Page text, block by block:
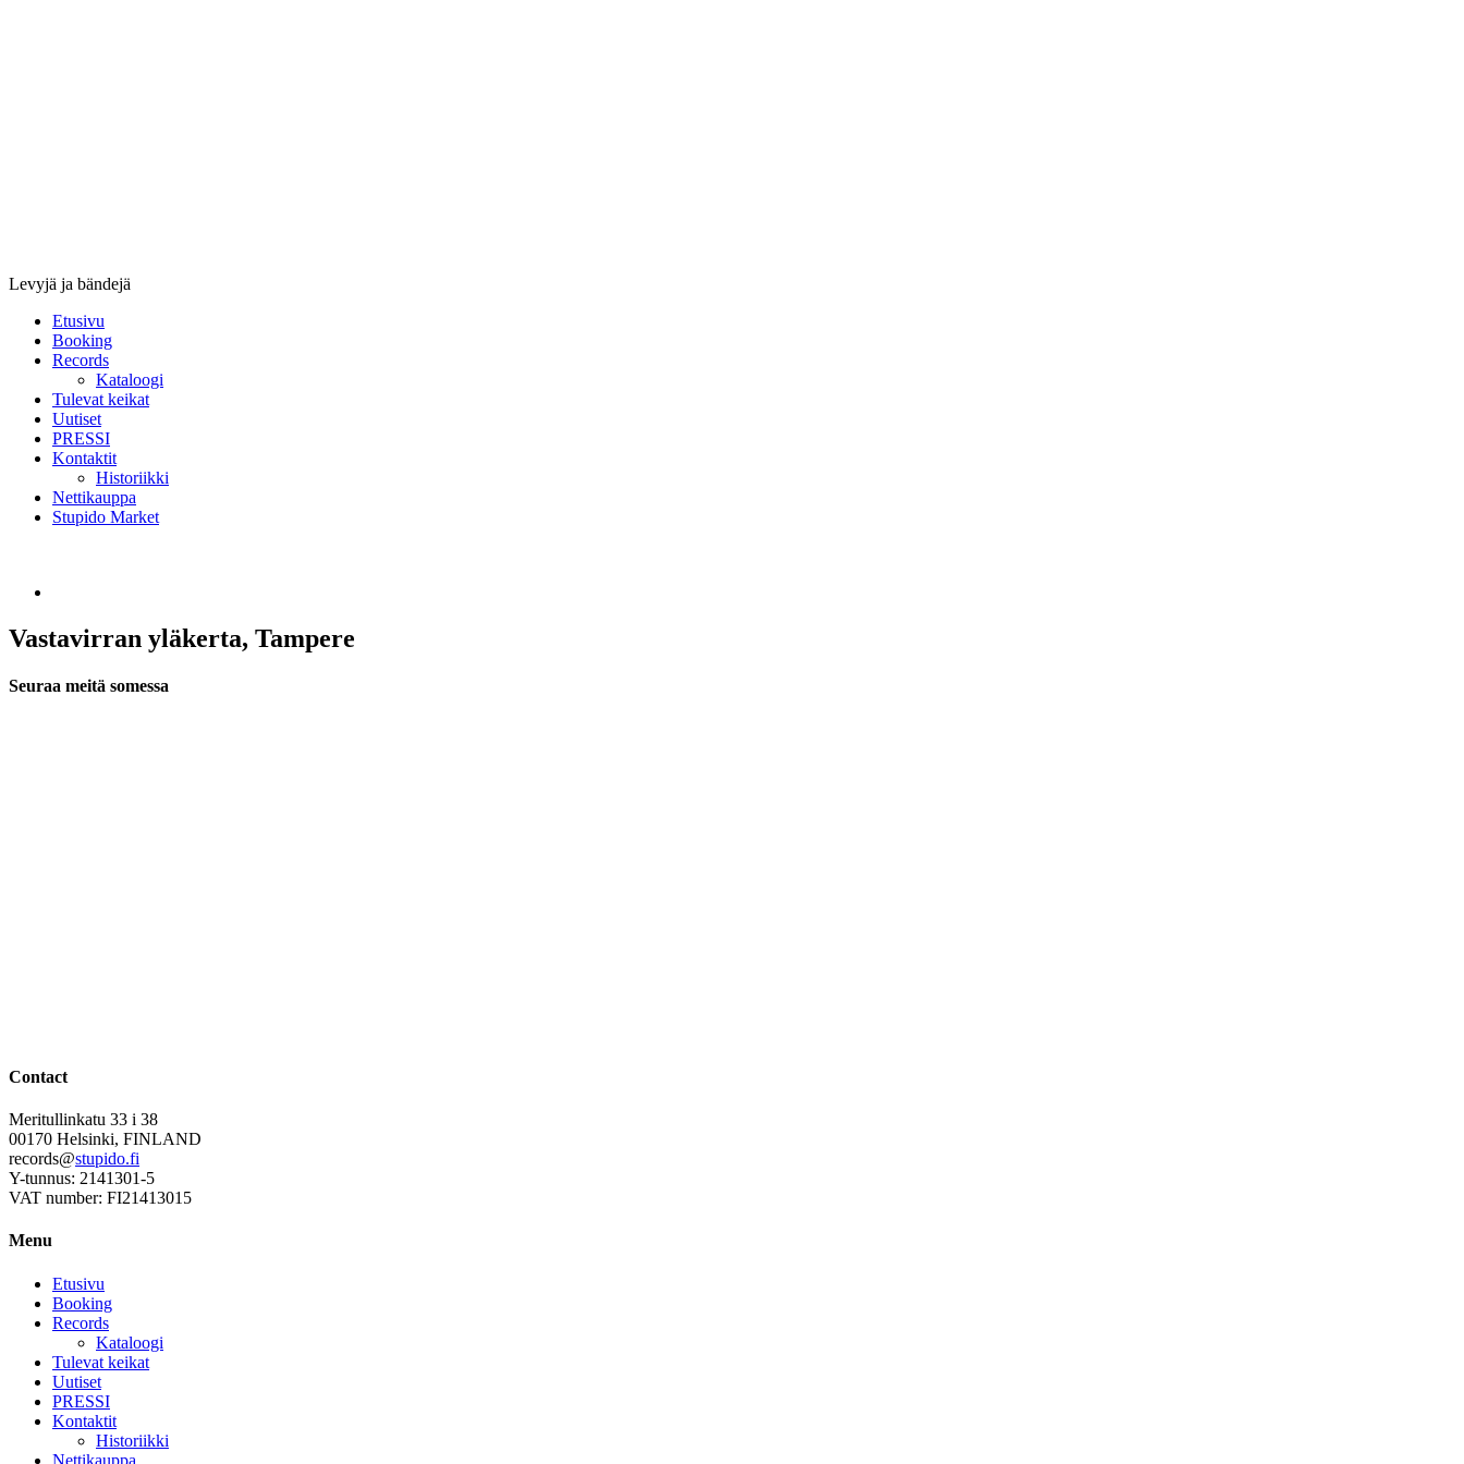
Levyjä ja bändejä
Etusivu
Booking
Records
Kataloogi
Tulevat keikat
Uutiset
PRESSI
Kontaktit
Historiikki
Nettikauppa
Stupido Market
Vastavirran yläkerta, Tampere
Seuraa meitä somessa
Contact
Meritullinkatu 33 i 38
00170 Helsinki, FINLAND
records@stupido.fi
Y-tunnus: 2141301-5
VAT number: FI21413015
Menu
Etusivu
Booking
Records
Kataloogi
Tulevat keikat
Uutiset
PRESSI
Kontaktit
Historiikki
Nettikauppa